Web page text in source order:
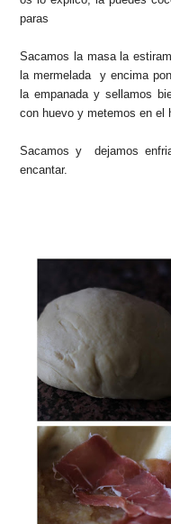
paras
Sacamos la masa la
la mermelada y encima
la empanada y sellamos
con huevo y metemos en el
Sacamos y dejamos
encantar.